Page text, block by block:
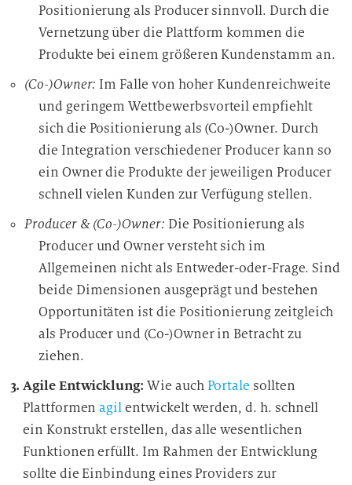
Positionierung als Producer sinnvoll. Durch die
Vernetzung über die Plattform kommen die
Produkte bei einem größeren Kundenstamm an.
(Co-)Owner: Im Falle von hoher Kundenreichweite
und geringem Wettbewerbsvorteil empfiehlt
sich die Positionierung als (Co-)Owner. Durch
die Integration verschiedener Producer kann so
ein Owner die Produkte der jeweiligen Producer
schnell vielen Kunden zur Verfügung stellen.
Producer & (Co-)Owner: Die Positionierung als
Producer und Owner versteht sich im
Allgemeinen nicht als Entweder-oder-Frage. Sind
beide Dimensionen ausgeprägt und bestehen
Opportunitäten ist die Positionierung zeitgleich
als Producer und (Co-)Owner in Betracht zu
ziehen.
Agile Entwicklung: Wie auchPortale sollten
Plattformenagilentwickelt werden, d. h. schnell
ein Konstrukt erstellen, das alle wesentlichen
Funktionen erfüllt. Im Rahmen der Entwicklung
sollte die Einbindung eines Providers zur